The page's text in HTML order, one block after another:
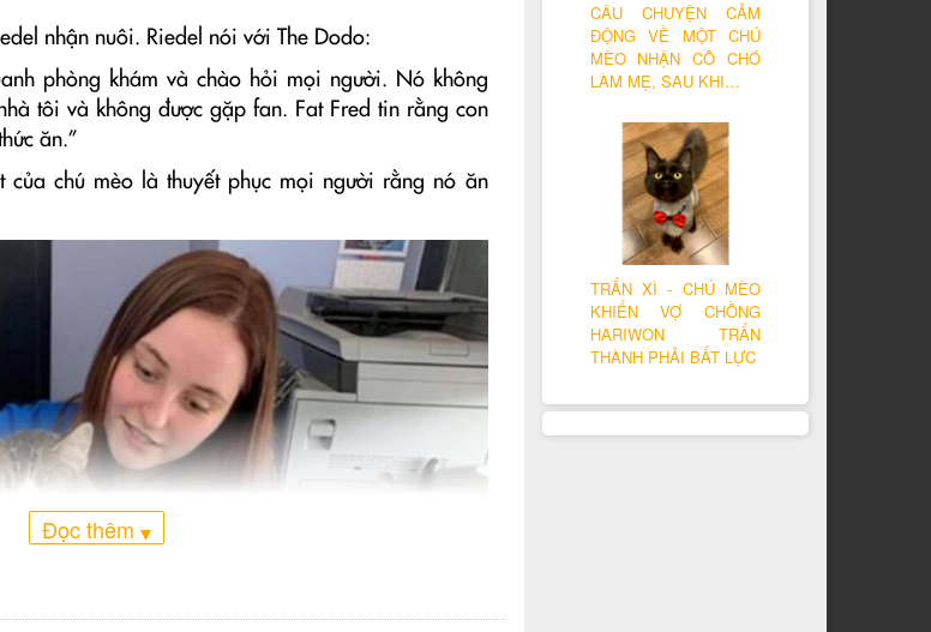
nhận nuôi. Riedel nói với The Dodo:
phòng khám và chào hỏi mọi người. Nó không
tôi và không được gặp fan. Fat Fred tin rằng con
ăn.”
của chú mèo là thuyết phục mọi người rằng nó ăn
Đọc thêm ▾
CÂU CHUYỆN CẢM
ĐỘNG VỀ MỘT CHÚ
MÈO NHẬN CÔ CHÓ
LÀM MẸ, SAU KHI…
TRẤN XÌ - CHÚ MÈO
KHIẾN VỢ CHỒNG
HARIWON TRẤN
THÀNH PHẢI BẤT LỰC